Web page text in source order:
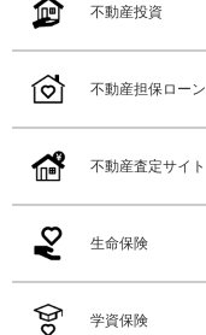
不動産投資
不動産担保ローン
不動産査定サイト
生命保険
学資保険